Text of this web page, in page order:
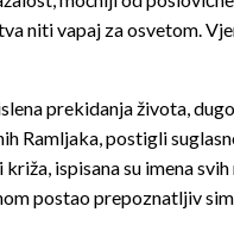
niti vapaj za osvetom.
prekidanja života,
Ramljaka, postigli
ispisana su imena
postao prepoznatljiv